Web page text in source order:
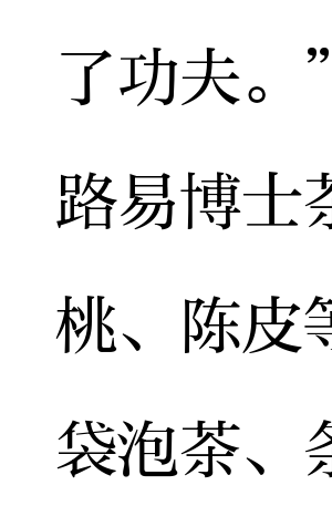
了功夫
路易博士
桃、陈皮
袋泡茶、